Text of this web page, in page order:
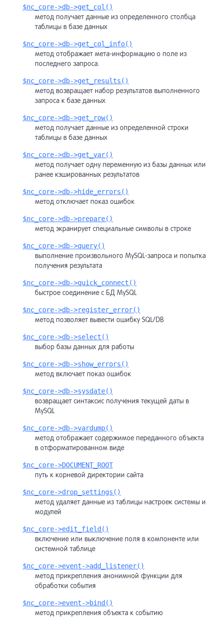
$nc_core->db->get_col()
метод получает данные из определенного столбца
таблицы в базе данных
$nc_core->db->get_col_info()
метод отображает мета-информацию о поле из
последнего запроса.
$nc_core->db->get_results()
метод возвращает набор результатов выполненного
запроса к базе данных
$nc_core->db->get_row()
метод получает данные из определенной строки
таблицы в базе данных
$nc_core->db->get_var()
метод получает одну переменную из базы данных или
ранее кэшированных результатов
$nc_core->db->hide_errors()
метод отключает показ ошибок
$nc_core->db->prepare()
метод экранирует специальные символы в строке
$nc_core->db->query()
выполнение произвольного MySQL-запроса и попытка
получения результата
$nc_core->db->quick_connect()
быстрое соединение с БД MySQL
$nc_core->db->register_error()
метод позволяет вывести ошибку SQL/DB
$nc_core->db->select()
выбор базы данных для работы
$nc_core->db->show_errors()
метод включает показ ошибок
$nc_core->db->sysdate()
возвращает синтаксис получения текущей даты в
MySQL
$nc_core->db->vardump()
метод отображает содержимое переданного объекта
в отформатированном виде
$nc_core->DOCUMENT_ROOT
путь к корневой директории сайта
$nc_core->drop_settings()
метод удаляет данные из таблицы настроек системы и
модулей
$nc_core->edit_field()
включение или выключение поля в компоненте или
системной таблице
$nc_core->event->add_listener()
метод прикрепления анонимной функции для
обработки события
$nc_core->event->bind()
метод прикрепления объекта к событию